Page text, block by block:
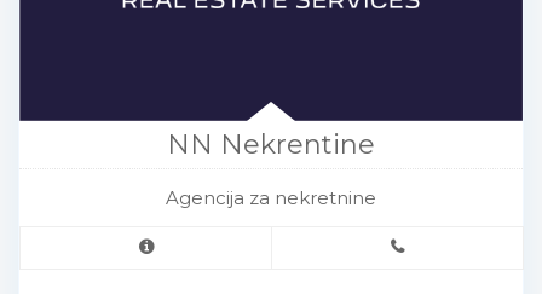
NN Nekrentine
Agencija za nekretnine